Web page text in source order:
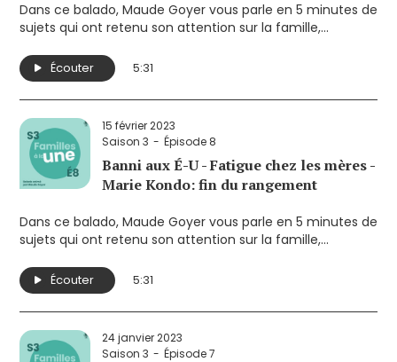
Dans ce balado, Maude Goyer vous parle en 5 minutes de
sujets qui ont retenu son attention sur la famille,
réflexion sur des enjeux qui touchent de près les parents.
Ses sujets cette semaine:
- Zoom sur la parentalité positive
- Détresse des pères d'enfants handicapés
- Nouveaux balados pour parents
Écouter 5:31
15 février 2023
Saison 3
Épisode 8
Banni aux É-U - Fatigue chez les mères -
Marie Kondo: fin du rangement
Dans ce balado, Maude Goyer vous parle en 5 minutes de
sujets qui ont retenu son attention sur la famille,
réflexion sur des enjeux qui touchent de près les parents.
Ses sujets cette semaine:
- Livre pour enfants banni aux États-Unis
- Fatigue: les mères plus atteintes
- Fini le rangement à la Marie Kondo
Écouter 5:31
24 janvier 2023
Saison 3
Épisode 7